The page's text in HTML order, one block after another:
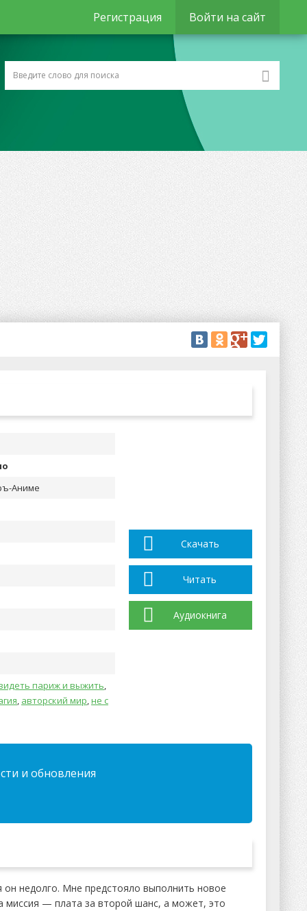
Регистрация Войти на сайт
Аниме
париж и выжить,
, авторский мир,не с
Скачать
Читать
Аудиокнига
и обновления
недолго. Мне предстояло выполнить новое
миссия — плата за второй шанс, а может, это